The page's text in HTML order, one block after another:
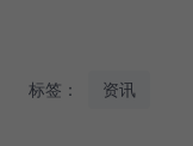
标签： 资讯